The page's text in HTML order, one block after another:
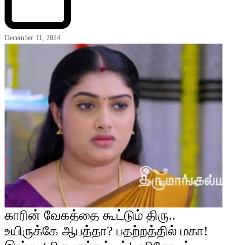
December 11, 2024
காரின் வேகத்தை கூட்டும் திரு..
உயிருக்கே ஆபத்தா? பதற்றத்தில் மகா!